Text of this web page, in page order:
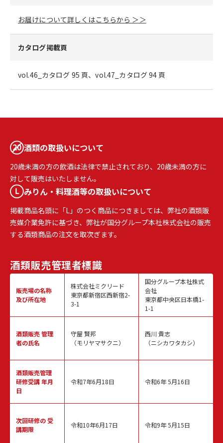
お届けについて詳しくはこちらから ＞＞
カタログ掲載頁
vol.46_カタログ 95 頁、vol.47_カタログ 94 頁
酒類の取扱いについて
20歳未満の方の飲酒は法律で禁止されており、20歳未満の方に
対して販売はいたしません。
みりん・料理酒等の取扱いについて
掲載商品名頭に「L」のつく商品につきましては、弊社の酒類販
売媒介業免許に基づき、弊社が国分グループ本社株式会社の販売
する酒類商品の注文を取次ぎます。
酒類販売管理者標識
販売場の名称
及び所在地
酒類販売管理
者の氏名
酒類販売管理
研修受講 年月
日
次回研修の受
講期限
株式会社ミクリード
東京都新宿区西新宿2-
3-1
守屋 賢邦
（モリヤマサクニ）
令和7年6月18日
令和10年6月17日
国分グループ本社株式
会社
東京都中央区日本橋1-
1-1
西川 貴志
（ニシカワタカシ）
令和6年 5月16日
令和9年 5月15日